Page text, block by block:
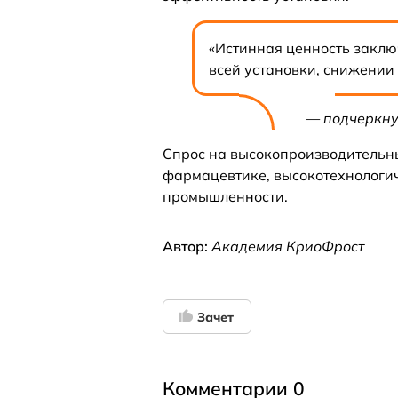
«Истинная ценность
всей установки,
—
Спрос на
фармацевтике,
промышленности.
Автор:Академия КриоФрост
Зачет
Комментарии 0